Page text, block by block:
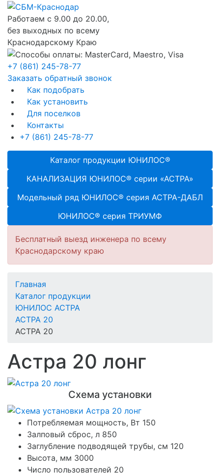
Работаем с 9.00 до 20.00,
без выходных по всему
Краснодарскому Краю
+7 (861) 245-78-77
Заказать обратный звонок
Как подобрать
Как установить
Для поселков
Контакты
+7 (861) 245-78-77
Каталог продукции ЮНИЛОС®
КАНАЛИЗАЦИЯ ЮНИЛОС® серии «АСТРА»
Модельный ряд ЮНИЛОС® серия АСТРА-ДАБЛ
ЮНИЛОС® серия ТРИУМФ
Бесплатный выезд инженера по всему
Краснодарскому краю
Главная
Каталог продукции
ЮНИЛОС АСТРА
АСТРА 20
АСТРА 20
Астра 20 лонг
Схема установки
Потребляемая мощность, Вт 150
Залповый сброс, л 850
Заглубление подводящей трубы, см 120
Высота, мм 3000
Число пользователей 20